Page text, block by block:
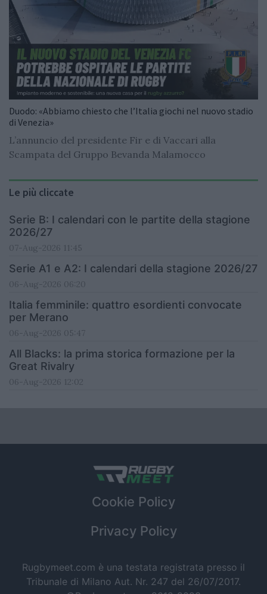
Duodo: «Abbiamo chiesto che l’Italia giochi nel nuovo stadio
di Venezia»
L’annuncio del presidente Fir e di Vaccari alla
Scampata del Gruppo Bevanda Malamocco
Le più cliccate
Serie B: I calendari con le partite della stagione
2026/27
07-Aug-2026 11:45
Serie A1 e A2: I calendari della stagione 2026/27
06-Aug-2026 06:20
Italia femminile: quattro esordienti convocate
per Merano
06-Aug-2026 05:47
All Blacks: la prima storica formazione per la
Great Rivalry
06-Aug-2026 12:02
Cookie Policy
Privacy Policy
Rugbymeet.com è una testata registrata presso il
Tribunale di Milano Aut. Nr. 247 del 26/07/2017.